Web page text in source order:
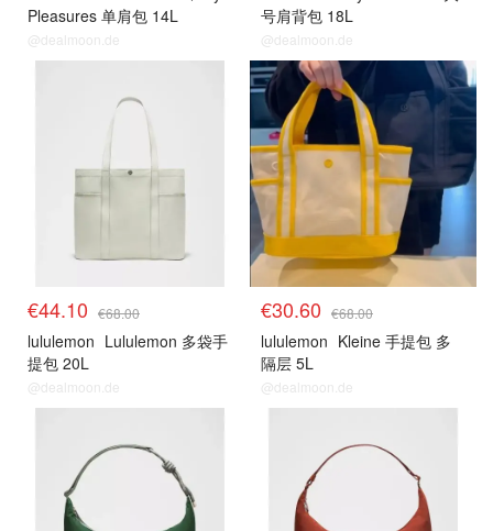
Pleasures 单肩包 14L
@dealmoon.de
号肩背包 18L
@dealmoon.de
€44.10 €68.00
lululemon Lululemon 多袋手
提包 20L
@dealmoon.de
€30.60 €68.00
lululemon Kleine 手提包 多
隔层 5L
@dealmoon.de